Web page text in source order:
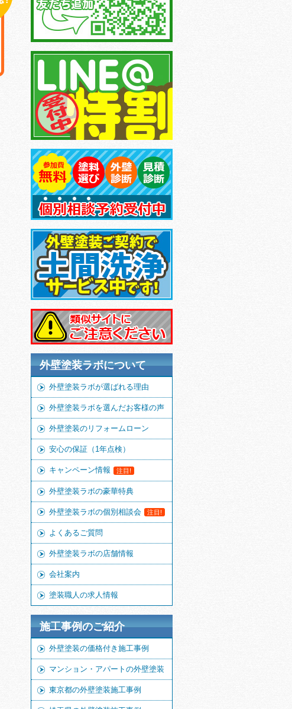
外壁塗装ラボについて
外壁塗装ラボが選ばれる理由
外壁塗装ラボを選んだお客様の声
外壁塗装のリフォームローン
安心の保証（1年点検）
キャンペーン情報 注目!
外壁塗装ラボの豪華特典
外壁塗装ラボの個別相談会 注目!
よくあるご質問
外壁塗装ラボの店舗情報
会社案内
塗装職人の求人情報
施工事例のご紹介
外壁塗装の価格付き施工事例
マンション・アパートの外壁塗装
東京都の外壁塗装施工事例